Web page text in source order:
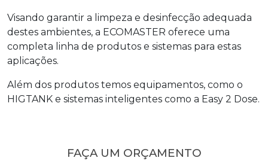
Visando garantir a limpeza e desinfecção adequada
destes ambientes, a ECOMASTER oferece uma
completa linha de produtos e sistemas para estas
aplicações.
Além dos produtos temos equipamentos, como o
HIGTANK e sistemas inteligentes como a Easy 2 Dose.
FAÇA UM ORÇAMENTO